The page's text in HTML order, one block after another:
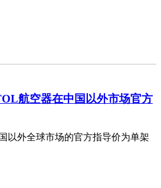
航空器在中国以外市场官方
以外全球市场的官方指导价为单架